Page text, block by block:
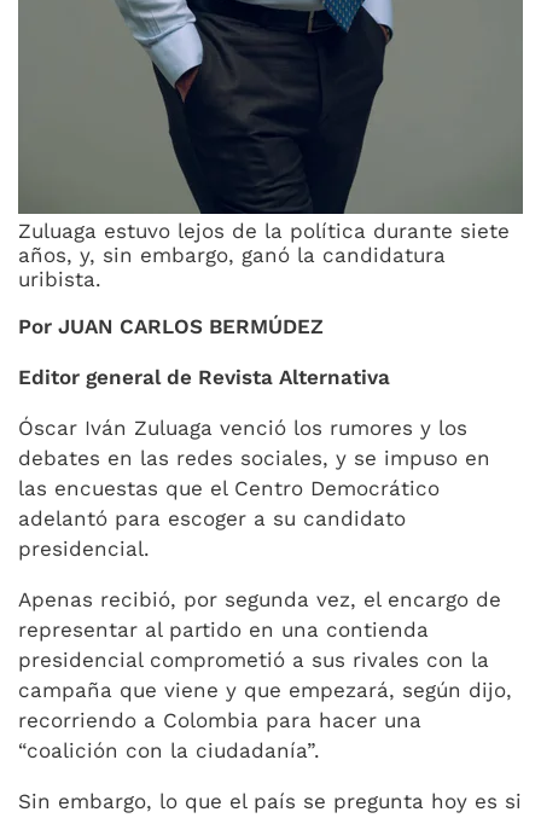
Zuluaga estuvo lejos de la política durante siete
años, y, sin embargo, ganó la candidatura
uribista.
Por JUAN CARLOS BERMÚDEZ
Editor general de Revista Alternativa
Óscar Iván Zuluaga venció los rumores y los
debates en las redes sociales, y se impuso en
las encuestas que el Centro Democrático
adelantó para escoger a su candidato
presidencial.
Apenas recibió, por segunda vez, el encargo de
representar al partido en una contienda
presidencial comprometió a sus rivales con la
campaña que viene y que empezará, según dijo,
recorriendo a Colombia para hacer una
“coalición con la ciudadanía”.
Sin embargo, lo que el país se pregunta hoy es si